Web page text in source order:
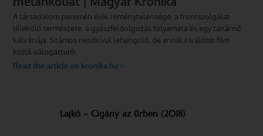
Lajkó – Cigány az űrben (2018)